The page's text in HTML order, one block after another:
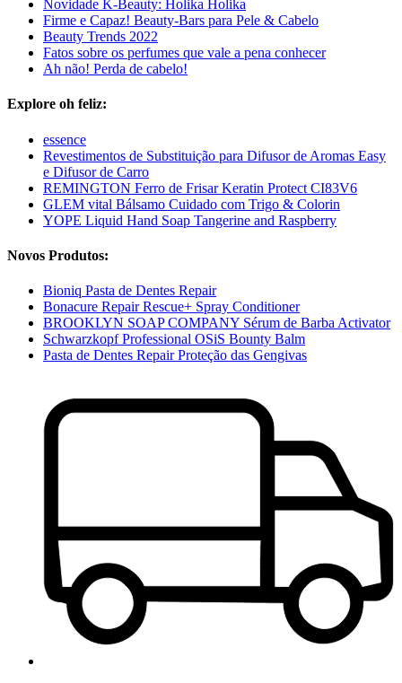
Novidade K-Beauty: Holika Holika
Firme e Capaz! Beauty-Bars para Pele & Cabelo
Beauty Trends 2022
Fatos sobre os perfumes que vale a pena conhecer
Ah não! Perda de cabelo!
Explore oh feliz:
essence
Revestimentos de Substituição para Difusor de Aromas Easy
e Difusor de Carro
REMINGTON Ferro de Frisar Keratin Protect CI83V6
GLEM vital Bálsamo Cuidado com Trigo & Colorin
YOPE Liquid Hand Soap Tangerine and Raspberry
Novos Produtos:
Bioniq Pasta de Dentes Repair
Bonacure Repair Rescue+ Spray Conditioner
BROOKLYN SOAP COMPANY Sérum de Barba Activator
Schwarzkopf Professional OSiS Bounty Balm
Pasta de Dentes Repair Proteção das Gengivas